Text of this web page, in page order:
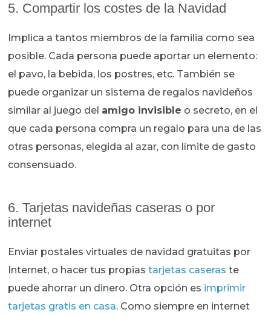
5. Compartir los costes de la Navidad
Implica a tantos miembros de la familia como sea
posible. Cada persona puede aportar un elemento:
el pavo, la bebida, los postres, etc. También se
puede organizar un sistema de regalos navideños
similar al juego del amigo invisible o secreto, en el
que cada persona compra un regalo para una de las
otras personas, elegida al azar, con límite de gasto
consensuado.
6. Tarjetas navideñas caseras o por
internet
Enviar postales virtuales de navidad gratuitas por
Internet, o hacer tus propiastarjetas caseras te
puede ahorrar un dinero. Otra opción es imprimir
tarjetas gratis en casa. Como siempre en internet